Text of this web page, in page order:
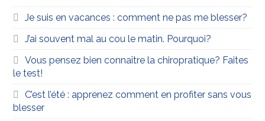
Je suis en vacances : comment ne pas me blesser?
J’ai souvent mal au cou le matin. Pourquoi?
Vous pensez bien connaître la chiropratique? Faites
le test!
C’est l’été : apprenez comment en profiter sans vous
blesser